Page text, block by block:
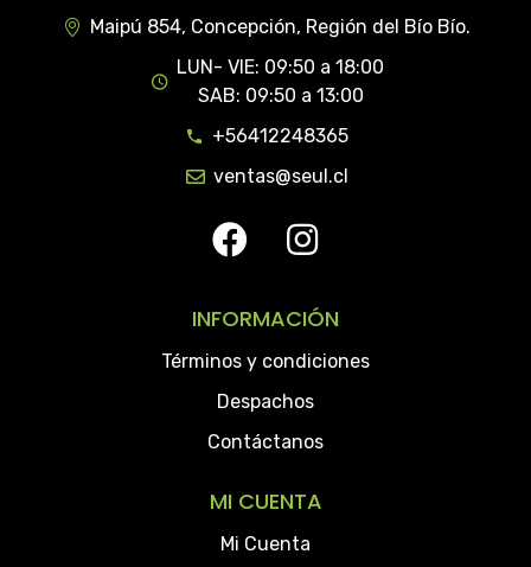
Maipú 854, Concepción, Región del Bío Bío.
LUN- VIE: 09:50 a 18:00
SAB: 09:50 a 13:00
+56412248365
ventas@seul.cl
INFORMACIÓN
Términos y condiciones
Despachos
Contáctanos
MI CUENTA
Mi Cuenta